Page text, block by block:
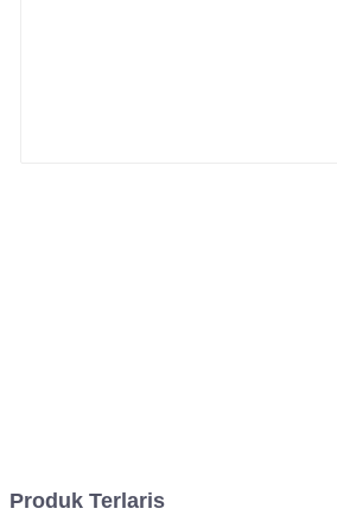
Produk Terlaris